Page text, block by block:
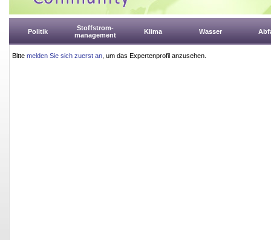
Politik
Stoffstrom-
management
Klima Wasser
Bitte melden Sie sich zuerst an , um das Expertenprofil anzusehen.